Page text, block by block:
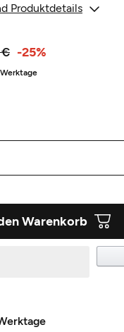
Produktdetails
€ -25%
Warenkorb